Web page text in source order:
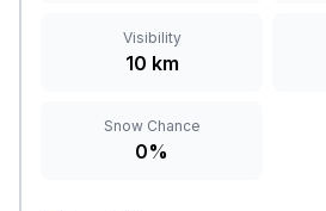
Visibility
10 km
Snow Chance
0%